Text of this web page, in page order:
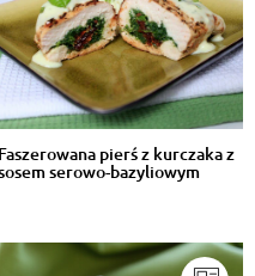
Faszerowana pierś z kurczaka z
serowo-bazyliowym